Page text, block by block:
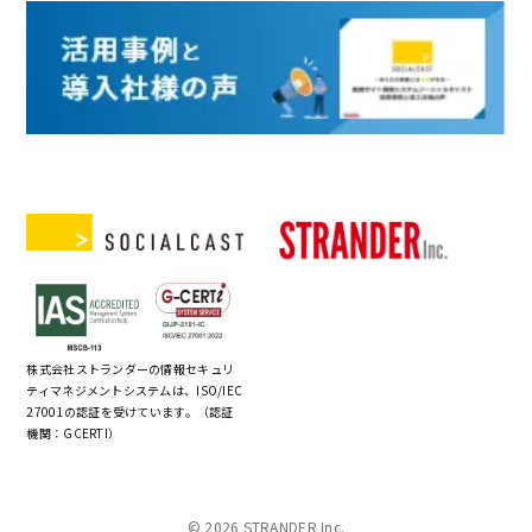
株式会社ストランダーの情報セキュリ
ティマネジメントシステムは、ISO/IEC
27001の認証を受けています。（認証
機関：GCERTI）
© 2026 STRANDER Inc.